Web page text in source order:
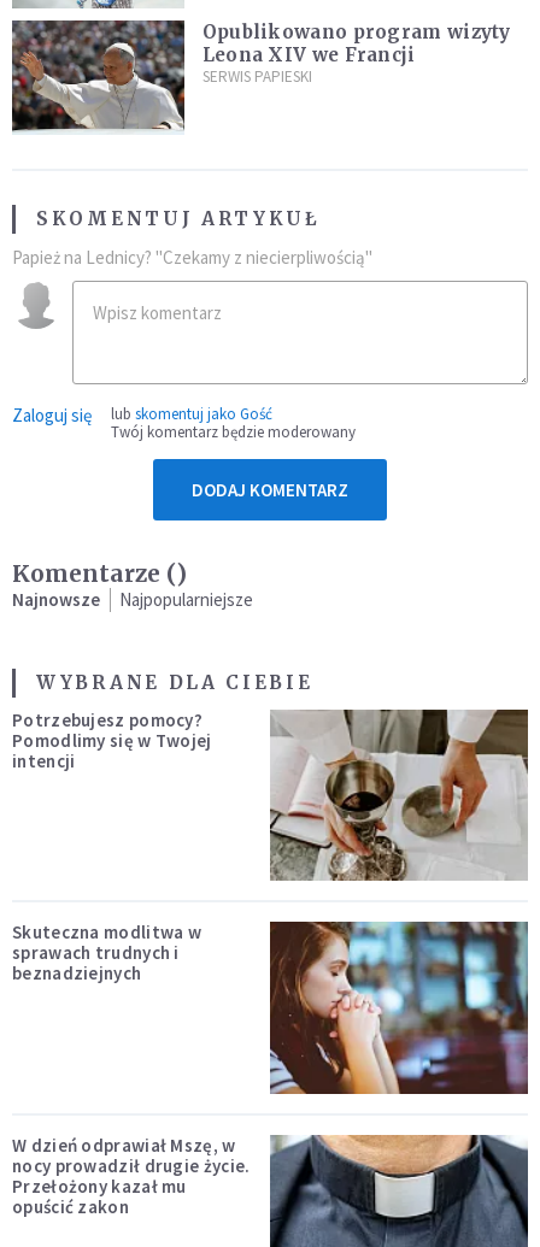
Opublikowano program wizyty
Leona XIV we Francji
SERWIS PAPIESKI
SKOMENTUJ ARTYKUŁ
Papież na Lednicy? "Czekamy z niecierpliwością"
Zaloguj się lub skomentuj jako Gość
Twój komentarz będzie moderowany
DODAJ KOMENTARZ
Komentarze ()
Najnowsze Najpopularniejsze
WYBRANE DLA CIEBIE
Potrzebujesz pomocy?
Pomodlimy się w Twojej
intencji
Skuteczna modlitwa w
sprawach trudnych i
beznadziejnych
W dzień odprawiał Mszę, w
nocy prowadził drugie życie.
Przełożony kazał mu
opuścić zakon